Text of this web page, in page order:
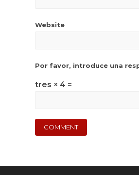
Website
Por favor, introduce una
tres × 4 =